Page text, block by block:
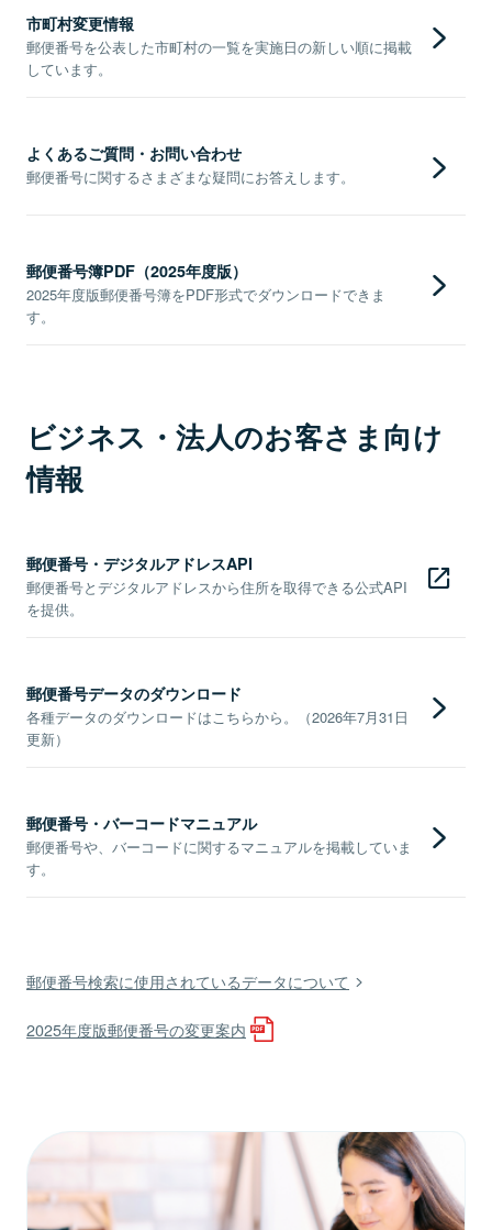
市町村変更情報
郵便番号を公表した市町村の一覧を実施日の新しい順に掲載
しています。
よくあるご質問・お問い合わせ
郵便番号に関するさまざまな疑問にお答えします。
郵便番号簿PDF（2025年度版）
2025年度版郵便番号簿をPDF形式でダウンロードできま
す。
ビジネス・法人のお客さま向け
情報
郵便番号・デジタルアドレスAPI
郵便番号とデジタルアドレスから住所を取得できる公式API
を提供。
郵便番号データのダウンロード
各種データのダウンロードはこちらから。（2026年7月31日
更新）
郵便番号・バーコードマニュアル
郵便番号や、バーコードに関するマニュアルを掲載していま
す。
郵便番号検索に使用されているデータについて
2025年度版郵便番号の変更案内